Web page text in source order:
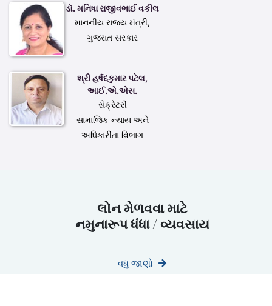
ડૉ. મનિષા રાજીવભાઈ વકીલ
માનનીય રાજ્ય મંત્રી,
ગુજરાત સરકાર
શ્રી હર્ષદકુમાર પટેલ,
આઈ.એ.એસ.
સેક્રેટરી
સામાજિક ન્યાય અને
અધિકારીતા વિભાગ
લોન મેળવવા માટે
નમુનારૂપ ધંધા / વ્યવસાય
વધુ જાણો